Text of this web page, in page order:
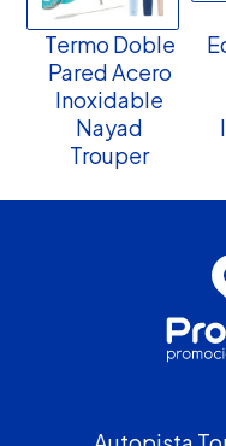
Termo Doble
Pared Acero
Inoxidable
Nayad
Trouper